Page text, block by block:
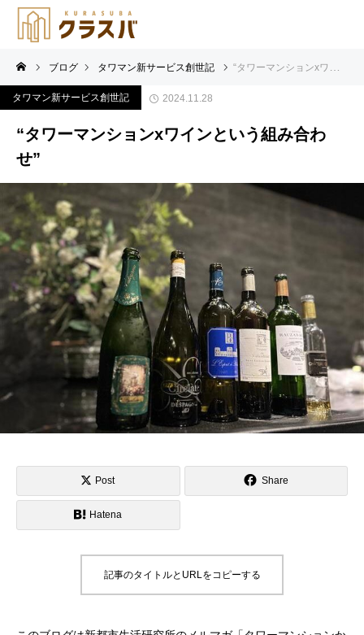
ブログ タワマン新サービス創世記 “タワーマンションxワインという組み合わせ”
タワマン新サービス創世記 2024.11.28
“タワーマンションxワインという組み合わ
せ”
Post Share
Hatena
記事のタイトルとURLをコピーする